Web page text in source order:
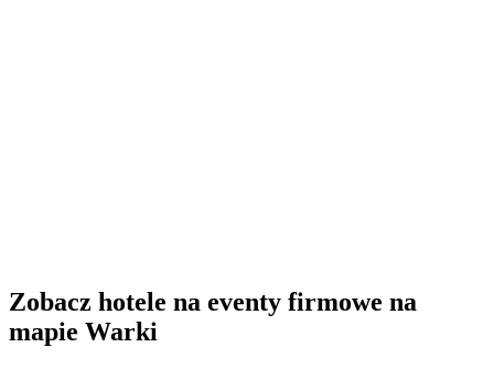
Zobacz hotele na eventy firmowe na
mapie Warki